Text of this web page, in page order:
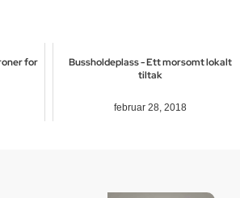
for
Bussholdeplass - Ett morsomt lokalt
tiltak
februar 28, 2018